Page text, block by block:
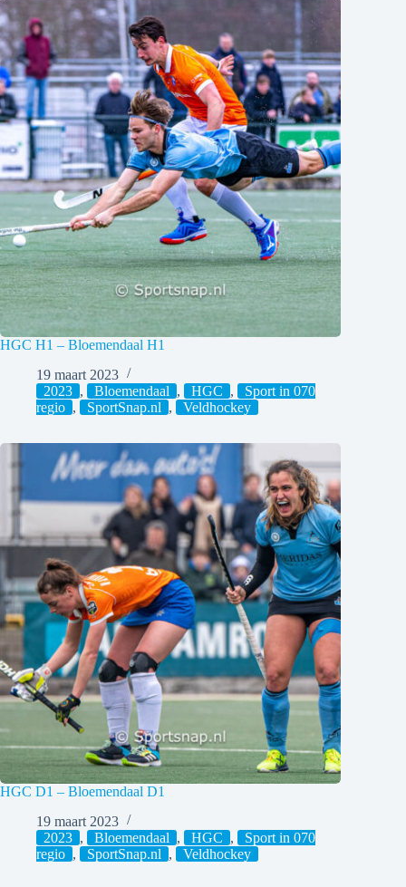
HGC H1 – Bloemendaal H1
19 maart 2023
2023 , Bloemendaal , HGC ,
Sport in 070
regio , SportSnap.nl , Veldhockey
HGC D1 – Bloemendaal D1
19 maart 2023
2023 , Bloemendaal , HGC ,
Sport in 070
regio , SportSnap.nl , Veldhockey